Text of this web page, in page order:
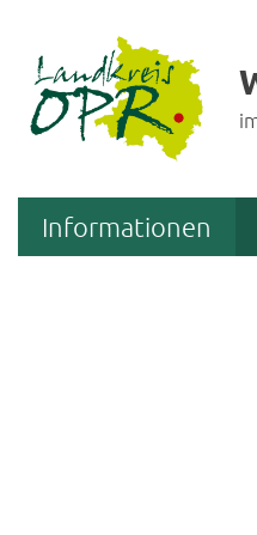
Informationen